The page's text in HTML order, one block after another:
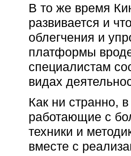
В то же время
развивается и
облегчения и
платформы
специалистам
видах
Как ни странно,
работающие с
техники и
вместе с